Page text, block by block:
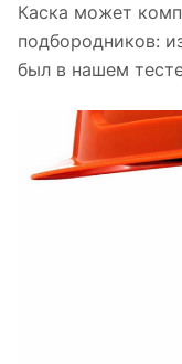
Каска может
подбородников:
был в нашем